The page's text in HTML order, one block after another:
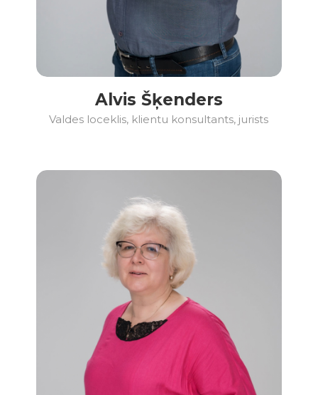
Alvis Šķenders
Valdes loceklis, klientu konsultants, jurists